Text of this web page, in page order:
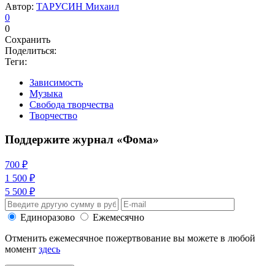
Автор: ТАРУСИН Михаил
0
0
Сохранить
Поделиться:
Теги:
Зависимость
Музыка
Свобода творчества
Творчество
Поддержите журнал «Фома»
700 ₽
1 500 ₽
5 500 ₽
Единоразово
Ежемесячно
Отменить ежемесячное пожертвование вы можете в любой
момент здесь